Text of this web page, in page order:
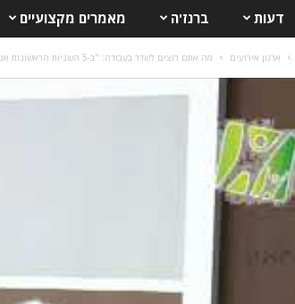
דעות ברנז'ה מאמרים מקצועיים
ארגון אירועים מה אתם רוצים לשדר בעבודה: "ב-5 השניות הראשונות אנחנו מציגים נראות"